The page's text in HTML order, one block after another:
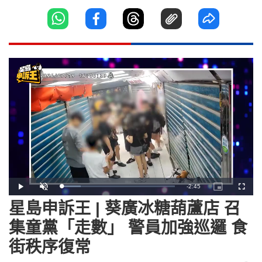
Play Unmute Loaded:
Remaining
Time
-2:45
Picture-
in-
Picture
星島申訴王 | 葵廣冰糖葫蘆店 召
集童黨「走數」 警員加強巡邏 食
街秩序復常